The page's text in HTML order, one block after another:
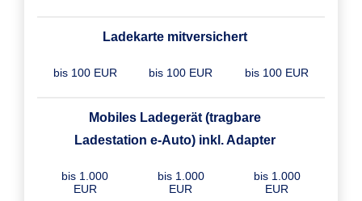
Ladekarte mitversichert
bis 100 EUR bis 100 EUR bis 100 EUR
Mobiles Ladegerät (tragbare
Ladestation e-Auto) inkl. Adapter
bis 1.000
EUR
bis 1.000
EUR
bis 1.000
EUR